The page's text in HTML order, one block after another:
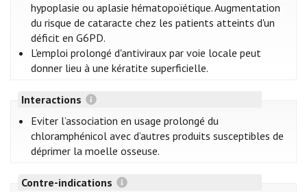
hypoplasie ou aplasie hématopoïétique. Augmentation
du risque de cataracte chez les patients atteints d'un
déficit en G6PD.
L'emploi prolongé d'antiviraux par voie locale peut
donner lieu à une kératite superficielle.
Interactions
Eviter l’association en usage prolongé du
chloramphénicol avec d’autres produits susceptibles de
déprimer la moelle osseuse.
Contre-indications